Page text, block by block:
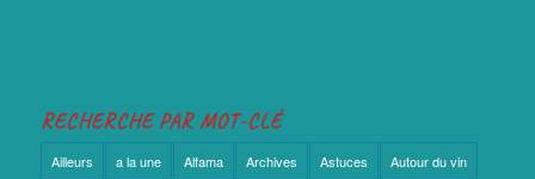
RECHERCHE PAR MOT-CLÉ
Ailleurs a la une Alfama Archives Astuces Autour du vin